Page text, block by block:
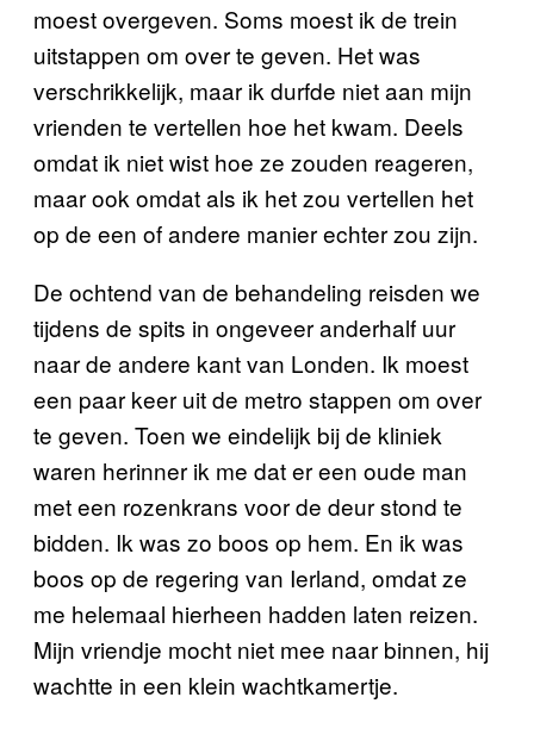
moest overgeven. Soms moest ik de trein
uitstappen om over te geven. Het was
verschrikkelijk, maar ik durfde niet aan mijn
vrienden te vertellen hoe het kwam. Deels
omdat ik niet wist hoe ze zouden reageren,
maar ook omdat als ik het zou vertellen het
op de een of andere manier echter zou zijn.
De ochtend van de behandeling reisden we
tijdens de spits in ongeveer anderhalf uur
naar de andere kant van Londen. Ik moest
een paar keer uit de metro stappen om over
te geven. Toen we eindelijk bij de kliniek
waren herinner ik me dat er een oude man
met een rozenkrans voor de deur stond te
bidden. Ik was zo boos op hem. En ik was
boos op de regering van Ierland, omdat ze
me helemaal hierheen hadden laten reizen.
Mijn vriendje mocht niet mee naar binnen, hij
wachtte in een klein wachtkamertje.